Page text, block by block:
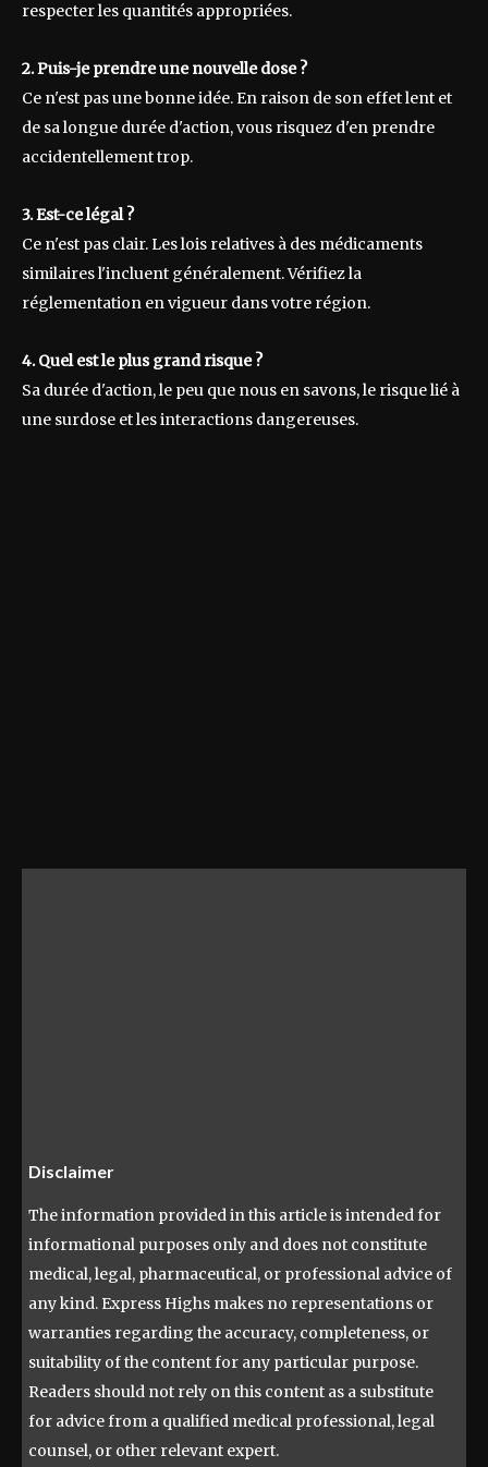
respecter les quantités appropriées.
2. Puis-je prendre une nouvelle dose ?
Ce n'est pas une bonne idée. En raison de son effet lent et
de sa longue durée d'action, vous risquez d'en prendre
accidentellement trop.
3. Est-ce légal ?
Ce n'est pas clair. Les lois relatives à des médicaments
similaires l'incluent généralement. Vérifiez la
réglementation en vigueur dans votre région.
4. Quel est le plus grand risque ?
Sa durée d'action, le peu que nous en savons, le risque lié à
une surdose et les interactions dangereuses.
Disclaimer
The information provided in this article is intended for
informational purposes only and does not constitute
medical, legal, pharmaceutical, or professional advice of
any kind. Express Highs makes no representations or
warranties regarding the accuracy, completeness, or
suitability of the content for any particular purpose.
Readers should not rely on this content as a substitute
for advice from a qualified medical professional, legal
counsel, or other relevant expert.